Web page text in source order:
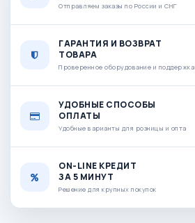
Отправляем заказы по России и СНГ
ГАРАНТИЯ И ВОЗВРАТ
ТОВАРА
Проверенное оборудование и поддержка
УДОБНЫЕ СПОСОБЫ
ОПЛАТЫ
Удобные варианты для розницы и опта
ON-LINE КРЕДИТ
ЗА 5 МИНУТ
Решение для крупных покупок